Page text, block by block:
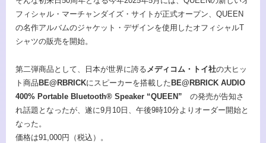
フィシャル・マーチャンダイズ・サイトが正式オープン、QUEEN
の名作アルバムのジャケット・デザインを使用したオフィシャルT
シャツの販売を開始。
第二弾商品として、日本が世界に誇る メディコム・トイ社の大ヒッ
ト商品BE@RBRICKにスピーカーを搭載したBE@RBRICK AUDIO
400% Portable Bluetooth® Speaker “QUEEN” の発売が告知さ
れ話題となったが、遂に9月10日、午後9時10分よりオーダー開始と
なった。
価格は91,000円（税込）。